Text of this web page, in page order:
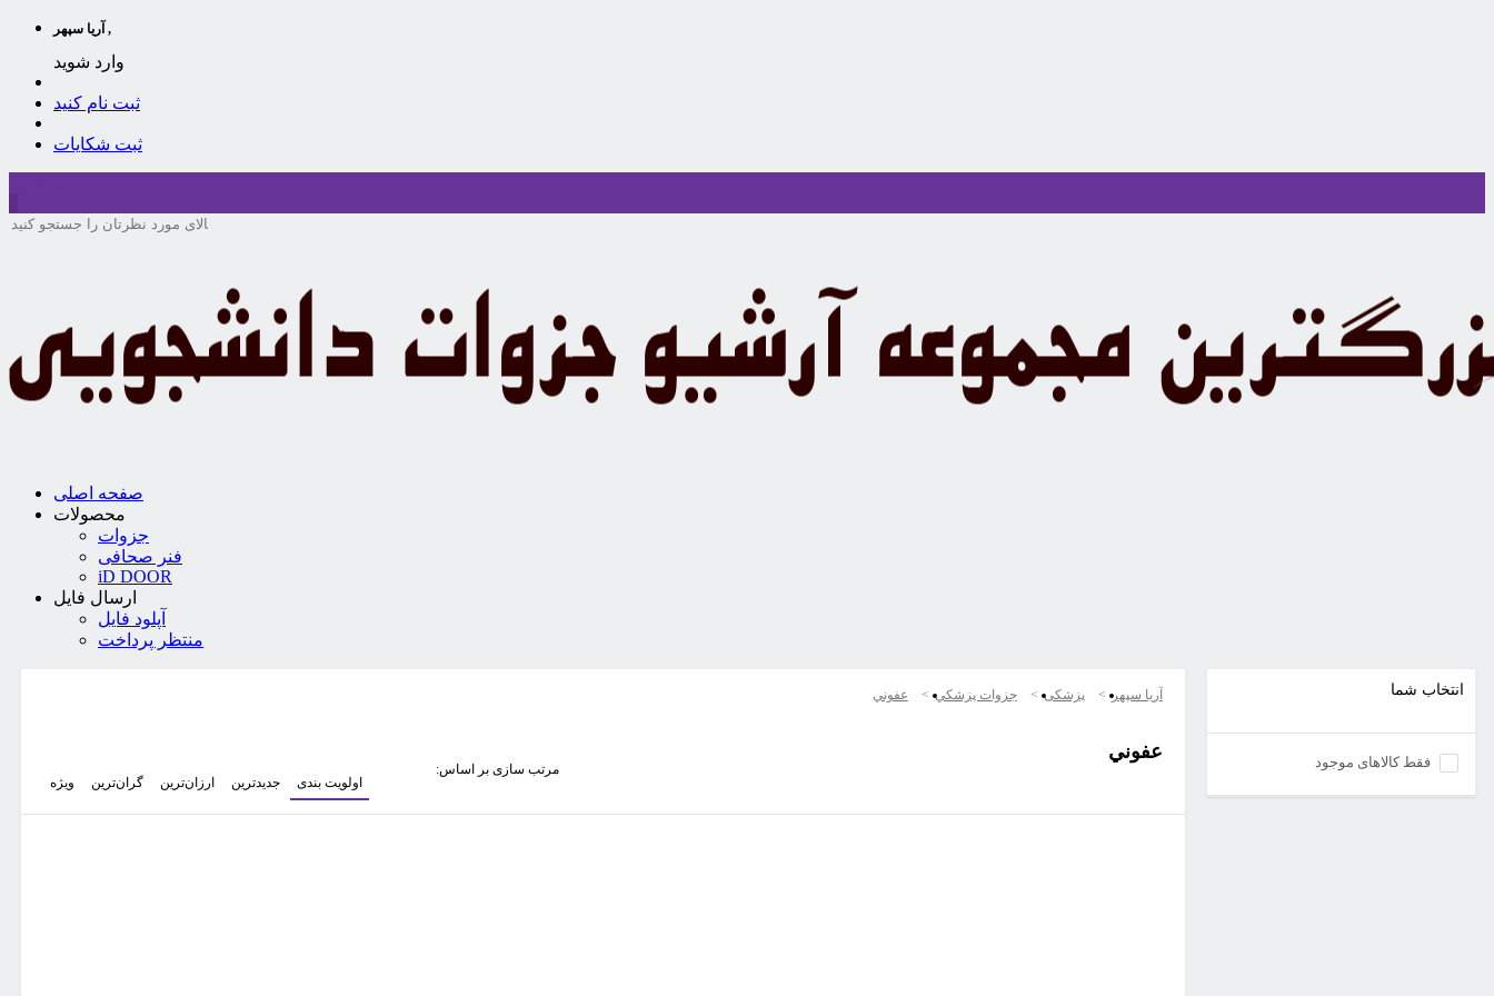
آریا سپهر ,
وارد شوید
ثبت نام کنید
ثبت شکایات
صفحه اصلی
محصولات
جزوات
فنر صحافی
iD DOOR
ارسال فایل
آپلود فایل
منتظر پرداخت
انتخاب شما
فقط کالاهای موجود
آریا سپهر پزشکی جزوات پزشكي عفوني
عفوني
مرتب سازی بر اساس:
اولویت بندی
جدیدترین ارزان‌ترین گران‌ترین ویژه